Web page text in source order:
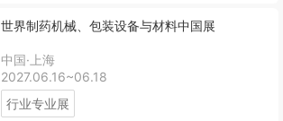
世界制药机械、包装设备与材料中国展
中国·上海
2027.06.16~06.18
行业专业展